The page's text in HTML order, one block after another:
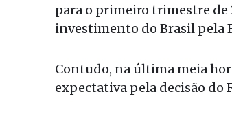
para o primeiro trimestre de
investimento do Brasil pela
Contudo, na última meia
expectativa pela decisão do